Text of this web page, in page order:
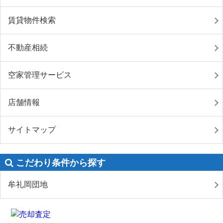
賃貸物件検索
不動産相続
空家管理サービス
店舗情報
サイトマップ
こだわり条件から探す
牟礼岡団地